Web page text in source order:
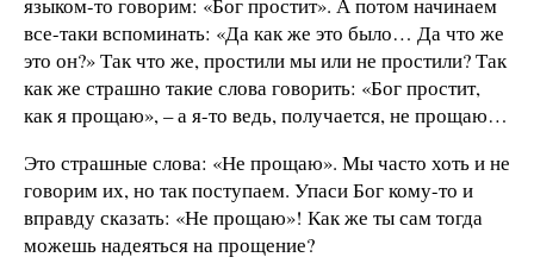
все-таки вспоминать: «Да как же это было… Да что же
это он?» Так что же, простили мы или не простили? Так
как же страшно такие слова говорить: «Бог простит,
как я прощаю», – а я-то ведь, получается, не прощаю…
Это страшные слова: «Не прощаю». Мы часто хоть и не
говорим их, но так поступаем. Упаси Бог кому-то и
вправду сказать: «Не прощаю»! Как же ты сам тогда
можешь надеяться на прощение?